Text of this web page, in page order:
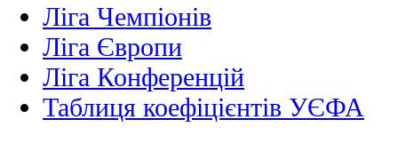
Ліга Чемпіонів
Ліга Європи
Ліга Конференцій
Таблиця коефіцієнтів УЄФА